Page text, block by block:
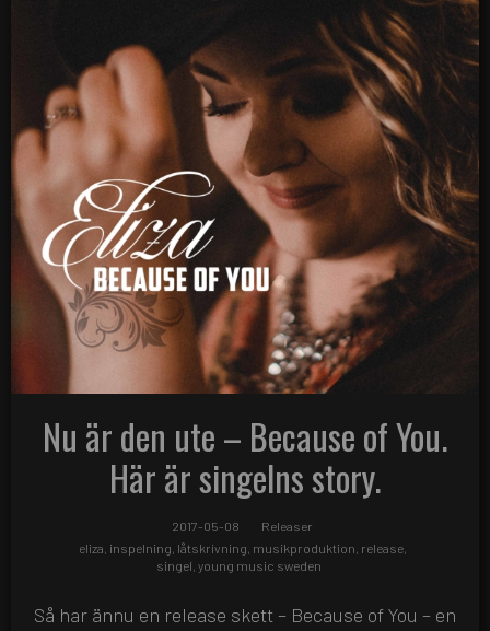
Nu är den ute – Because of You.
Här är singelns story.
2017-05-08
Releaser
eliza, inspelning, låtskrivning, musikproduktion, release,
singel,young music sweden
Så har ännu en release skett – Because of You – en